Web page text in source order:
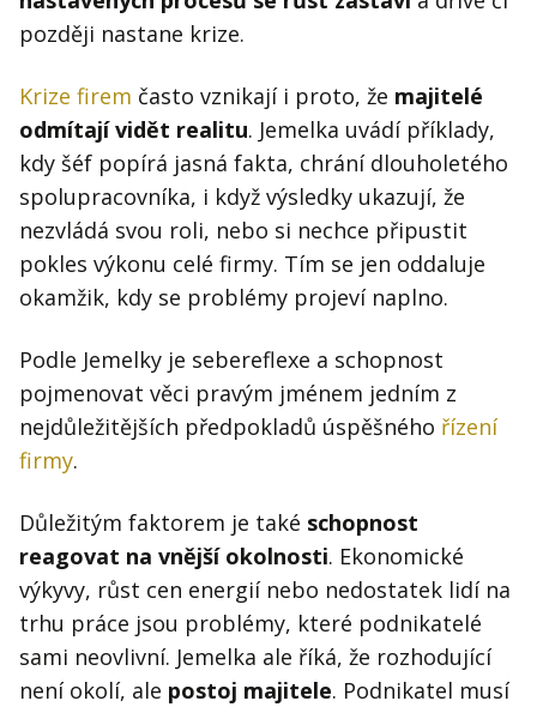
později nastane krize.
Krize firem často vznikají i proto, že majitelé
odmítají vidět realitu. Jemelka uvádí příklady,
kdy šéf popírá jasná fakta, chrání dlouholetého
spolupracovníka, i když výsledky ukazují, že
nezvládá svou roli, nebo si nechce připustit
pokles výkonu celé firmy. Tím se jen oddaluje
okamžik, kdy se problémy projeví naplno.
Podle Jemelky je sebereflexe a schopnost
pojmenovat věci pravým jménem jedním z
nejdůležitějších předpokladů úspěšného řízení
firmy.
Důležitým faktorem je také schopnost
reagovat na vnější okolnosti. Ekonomické
výkyvy, růst cen energií nebo nedostatek lidí na
trhu práce jsou problémy, které podnikatelé
sami neovlivní. Jemelka ale říká, že rozhodující
není okolí, ale postoj majitele. Podnikatel musí